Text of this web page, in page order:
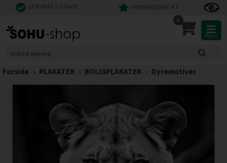
LEVERING 1-3 DAGE FREMRAGENDE 4,7
0
Menu
Forside › PLAKATER › BOLIGPLAKATER › Dyremotiver